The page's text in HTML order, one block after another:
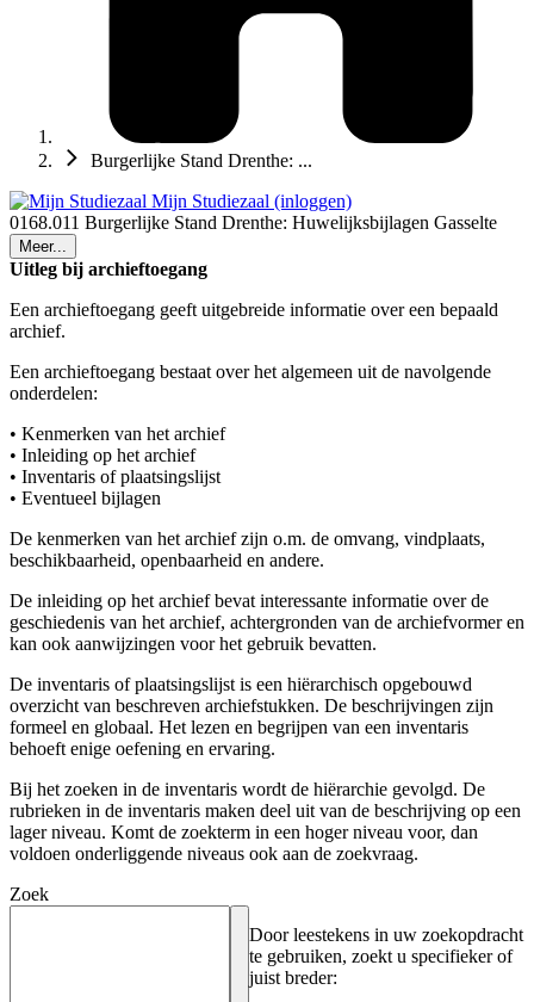
Burgerlijke Stand Drenthe: ...
Mijn Studiezaal (inloggen)
0168.011 Burgerlijke Stand Drenthe: Huwelijksbijlagen Gasselte
Meer...
Uitleg bij archieftoegang
Een archieftoegang geeft uitgebreide informatie over een bepaald
archief.
Een archieftoegang bestaat over het algemeen uit de navolgende
onderdelen:
• Kenmerken van het archief
• Inleiding op het archief
• Inventaris of plaatsingslijst
• Eventueel bijlagen
De kenmerken van het archief zijn o.m. de omvang, vindplaats,
beschikbaarheid, openbaarheid en andere.
De inleiding op het archief bevat interessante informatie over de
geschiedenis van het archief, achtergronden van de archiefvormer en
kan ook aanwijzingen voor het gebruik bevatten.
De inventaris of plaatsingslijst is een hiërarchisch opgebouwd
overzicht van beschreven archiefstukken. De beschrijvingen zijn
formeel en globaal. Het lezen en begrijpen van een inventaris
behoeft enige oefening en ervaring.
Bij het zoeken in de inventaris wordt de hiërarchie gevolgd. De
rubrieken in de inventaris maken deel uit van de beschrijving op een
lager niveau. Komt de zoekterm in een hoger niveau voor, dan
voldoen onderliggende niveaus ook aan de zoekvraag.
Zoek
Door leestekens in uw zoekopdracht
te gebruiken, zoekt u specifieker of
juist breder: